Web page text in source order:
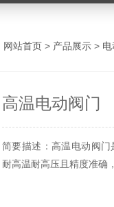
网站首页 > 产品展示 >
高温电动阀门
简要描述：高温电动阀
耐高温耐高压且精度准确